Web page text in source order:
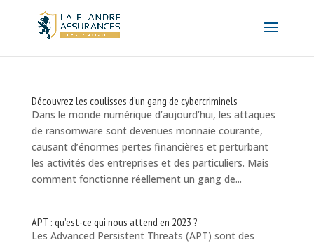
Découvrez les coulisses d’un gang de cybercriminels
Dans le monde numérique d’aujourd’hui, les attaques
de ransomware sont devenues monnaie courante,
causant d’énormes pertes financières et perturbant
les activités des entreprises et des particuliers. Mais
comment fonctionne réellement un gang de...
APT : qu’est-ce qui nous attend en 2023 ?
Les Advanced Persistent Threats (APT) sont des